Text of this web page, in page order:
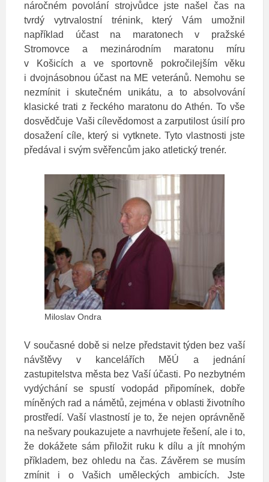
náročném povolání strojvůdce jste našel čas na
tvrdý vytrvalostní trénink, který Vám umožnil
například účast na maratonech v pražské
Stromovce a mezinárodním maratonu míru
v Košicích a ve sportovně pokročilejším věku
i dvojnásobnou účast na ME veteránů. Nemohu se
nezmínit i skutečném unikátu, a to absolvování
klasické trati z řeckého maratonu do Athén. To vše
dosvědčuje Vaši cílevědomost a zarputilost úsilí pro
dosažení cíle, který si vytknete. Tyto vlastnosti jste
předával i svým svěřencům jako atletický trenér.
Miloslav Ondra
V současné době si nelze představit týden bez vaší
návštěvy v kancelářích MěÚ a jednání
zastupitelstva města bez Vaší účasti. Po nezbytném
vydýchání se spustí vodopád připomínek, dobře
míněných rad a námětů, zejména v oblasti životního
prostředí. Vaší vlastností je to, že nejen oprávněně
na nešvary poukazujete a navrhujete řešení, ale i to,
že dokážete sám přiložit ruku k dílu a jít mnohým
příkladem, bez ohledu na čas. Závěrem se musím
zmínit i o Vašich uměleckých ambicích. Jste